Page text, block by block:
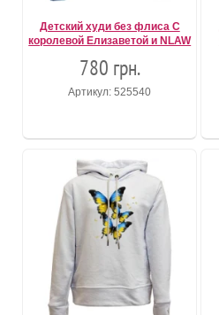
Детский худи без флиса С
королевой Елизаветой и NLAW
780 грн.
Артикул: 525540